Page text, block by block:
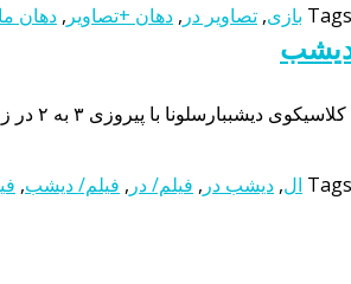
Tags بازی, تصاویر در , دهان +تصاویر , دهان
مادرید، رقابت قهرمانی در لالیگا را جذاب کرد. دو گل از سه گل بارسا را مسی زد. گل دوم او […]
Tags ال, دیشب در , فیلم/ در , فیلم/ دیشب,